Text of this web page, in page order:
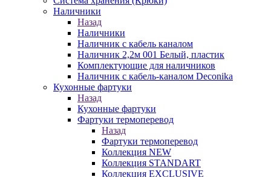
Наличники
Назад
Наличники
Наличник с кабель каналом
Наличник 2,2м 001 Белый, пластик
Комплектующие для наличников
Наличник с кабель-каналом Deconika
Кухонные фартуки
Назад
Кухонные фартуки
Фартуки термоперевод
Назад
Фартуки термоперевод
Коллекция NEW
Коллекция STANDART
Коллекция EXCLUSIVE